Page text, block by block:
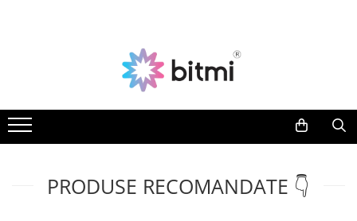
Aparate de Masura si Control
Multimetre Digitale
Clampmetre Digitale
Testere Rezistenta Izolatie
ARDUINO
BITMI
BENETECH
DASQUAPRODUSE RECOMANDATE 👇